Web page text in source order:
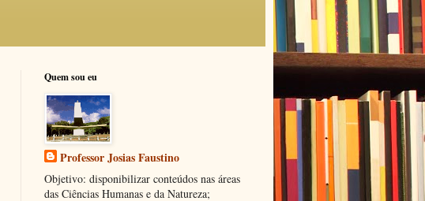
Quem sou eu
Professor Josias Faustino
Objetivo: disponibilizar conteúdos nas áreas
das Ciências Humanas e da Natureza;